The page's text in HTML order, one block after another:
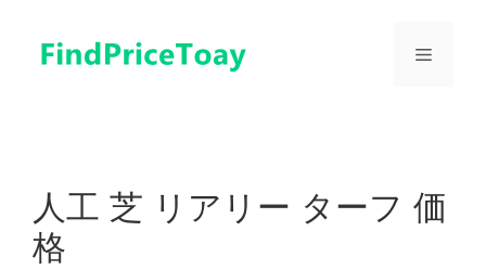
メ
人工 芝 リアリー ターフ 価
格